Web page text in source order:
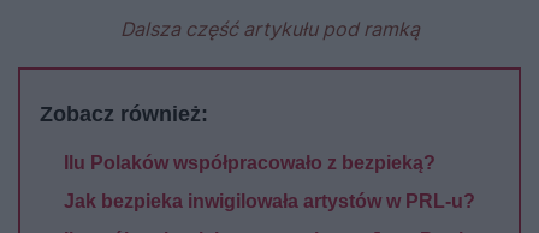
Dalsza część artykułu pod ramką
Zobacz również:
Ilu Polaków współpracowało z bezpieką?
Jak bezpieka inwigilowała artystów w PRL-u?